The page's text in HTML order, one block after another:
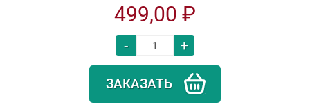
499,00 ₽
- +
ЗАКАЗАТЬ